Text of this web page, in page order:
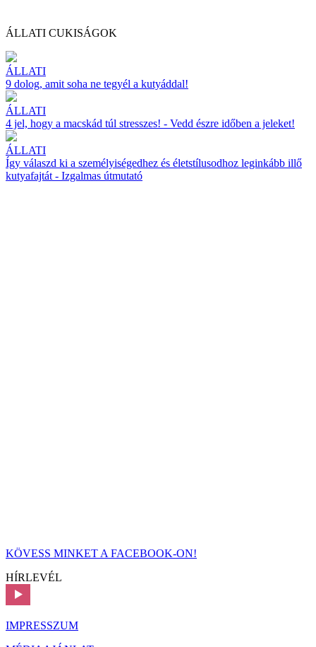
ÁLLATI CUKISÁGOK
ÁLLATI
9 dolog, amit soha ne tegyél a kutyáddal!
ÁLLATI
4 jel, hogy a macskád túl stresszes! - Vedd észre időben a jeleket!
ÁLLATI
Így válaszd ki a személyiségedhez és életstílusodhoz leginkább illő
kutyafajtát - Izgalmas útmutató
KÖVESS MINKET A FACEBOOK-ON!
HÍRLEVÉL
IMPRESSZUM